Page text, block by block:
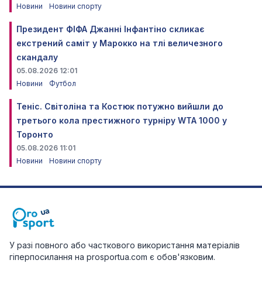
Новини
Новини спорту
Президент ФІФА Джанні Інфантіно скликає
екстрений саміт у Марокко на тлі величезного
скандалу
05.08.2026 12:01
Новини
Футбол
Теніс. Світоліна та Костюк потужно вийшли до
третього кола престижного турніру WTA 1000 у
Торонто
05.08.2026 11:01
Новини
Новини спорту
У разі повного або часткового використання матеріалів
гіперпосилання на prosportua.com є обов'язковим.